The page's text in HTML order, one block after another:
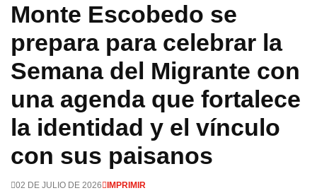
Monte Escobedo se
prepara para celebrar la
Semana del Migrante con
una agenda que fortalece
la identidad y el vínculo
con sus paisanos
02 DE JULIO DE 2026 IMPRIMIR